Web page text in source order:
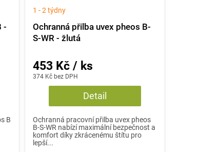
-
B
Ochranná přilba uvex pheos B-
S-WR - žlutá
1 - 2 týdny
374 Kč bez DPH
453 Kč / ks
Detail
Ochranná pracovní přilba uvex pheos
B-S-WR nabízí maximální bezpečnost a
komfort díky zkrácenému štítu pro
lepší...